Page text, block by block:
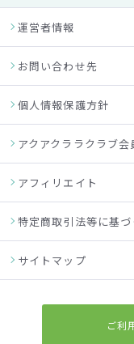
運営者情報
お問い合わせ先
個人情報保護方針
アクアクララクラブ会
アフィリエイト
特定商取引法等に基づ
サイトマップ
ご利